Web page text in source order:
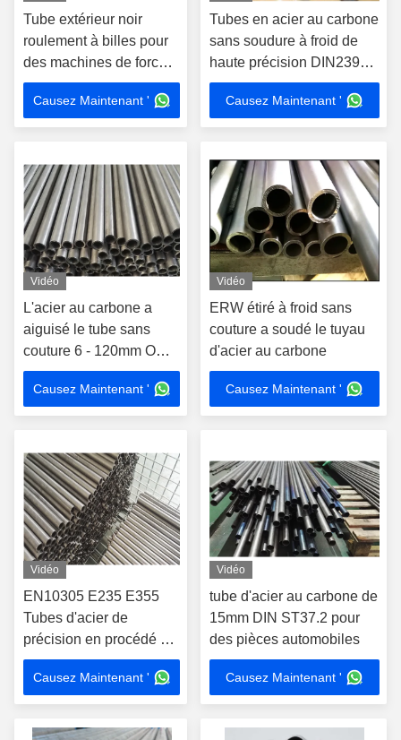
Tube extérieur noir
roulement à billes pour
des machines de force
de fatigue de contact
élevé
Causez Maintenant '
Tubes en acier au carbone
sans soudure à froid de
haute précision DIN2391
ST37.4 pour cylindres
hydrauliques
Causez Maintenant '
Vidéo
L'acier au carbone a
aiguisé le tube sans
couture 6 - 120mm OD
EN10305 avec la
certification de TUV
Causez Maintenant '
Vidéo
ERW étiré à froid sans
couture a soudé le tuyau
d'acier au carbone
Causez Maintenant '
Vidéo
EN10305 E235 E355
Tubes d'acier de
précision en procédé de
tirage à froid Tubes
d'acier au carbone
creuses sans soudure
Causez Maintenant '
Vidéo
tube d'acier au carbone de
15mm DIN ST37.2 pour
des pièces automobiles
Causez Maintenant '